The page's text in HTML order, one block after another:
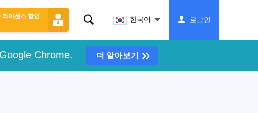
라이센스 할인
찾
한국어 로그인
Chrome. 더 알아보기 »